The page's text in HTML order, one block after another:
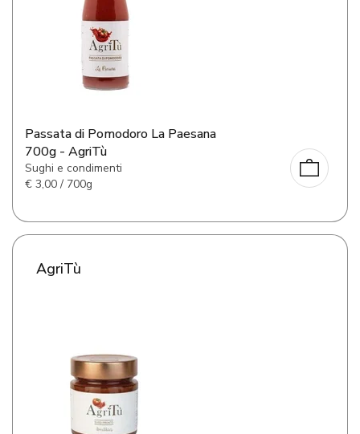
Passata di Pomodoro La Paesana
700g - AgriTù
Sughi e condimenti
€ 3,00 / 700g
AgriTù